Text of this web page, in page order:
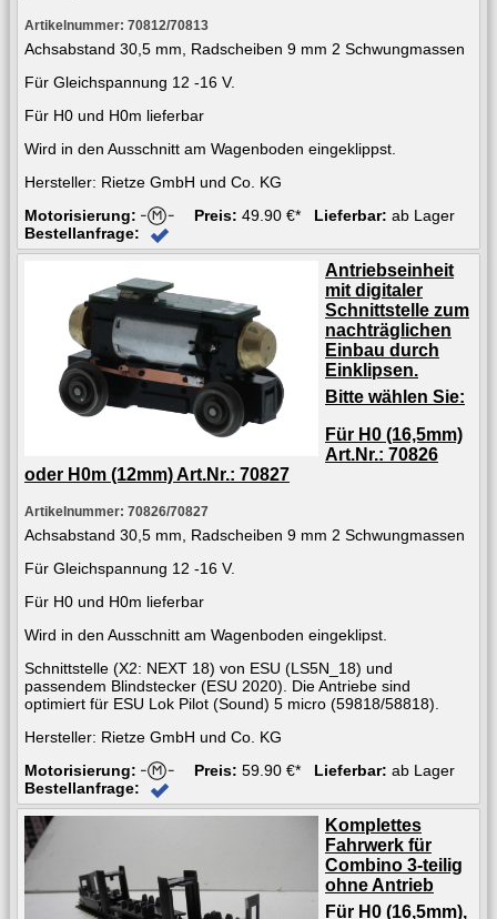
Artikelnummer: 70812/70813
Achsabstand 30,5 mm, Radscheiben 9 mm 2 Schwungmassen
Für Gleichspannung 12 -16 V.
Für H0 und H0m lieferbar
Wird in den Ausschnitt am Wagenboden eingeklippst.
Hersteller: Rietze GmbH und Co. KG
Motorisierung:
Preis: 49.90 €* Lieferbar: ab Lager
Bestellanfrage:
Antriebseinheit
mit digitaler
Schnittstelle zum
nachträglichen
Einbau durch
Einklipsen.
Bitte wählen Sie:
Für H0 (16,5mm)
Art.Nr.: 70826
oder H0m (12mm) Art.Nr.: 70827
Artikelnummer: 70826/70827
Achsabstand 30,5 mm, Radscheiben 9 mm 2 Schwungmassen
Für Gleichspannung 12 -16 V.
Für H0 und H0m lieferbar
Wird in den Ausschnitt am Wagenboden eingeklipst.
Schnittstelle (X2: NEXT 18) von ESU (LS5N_18) und
passendem Blindstecker (ESU 2020). Die Antriebe sind
optimiert für ESU Lok Pilot (Sound) 5 micro (59818/58818).
Hersteller: Rietze GmbH und Co. KG
Motorisierung:
Preis: 59.90 €* Lieferbar: ab Lager
Bestellanfrage:
Komplettes
Fahrwerk für
Combino 3-teilig
ohne Antrieb
Für H0 (16,5mm),